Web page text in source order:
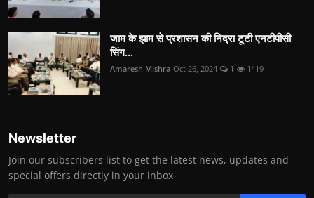
जाम के झाम से प्रशासन की निद्रा टूटी एनटीपीसी
सिंग...
Amaresh Mishra Oct 26, 2024 1 1419
Newsletter
Join our subscribers list to get the latest news, updates and
special offers directly in your inbox